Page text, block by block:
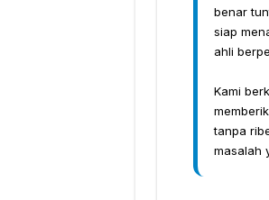
benar
siap
ahli
Kami
tanpa
masalah